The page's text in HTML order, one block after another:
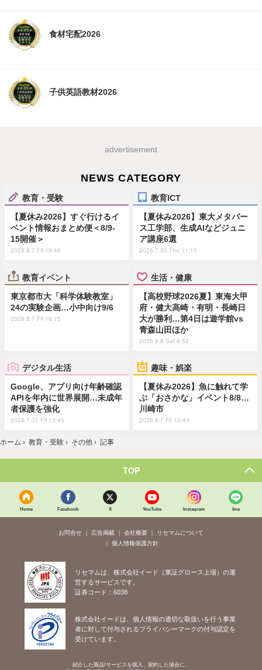
食材宅配2026
子供英語教材2026
advertisement
NEWS CATEGORY
教育・受験
【夏休み2026】すぐ行けるイ
ベント情報おまとめ便＜8/9-
15開催＞
2026.8.7 Fri 19:45
教育ICT
【夏休み2026】東大メタバー
ス工学部、生成AIなどジュニ
ア講座6選
2026.7.30 Thu 11:15
教育イベント
東京都市大「科学体験教室」
24の実験企画…小中向け9/6
2026.8.7 Fri 18:15
生活・健康
【高校野球2026夏】東海大甲
府・健大高崎・有明・長崎日
大が勝利…第4日は遊学館vs
青森山田ほか
2026.8.8 Sat 9:52
デジタル生活
Google、アプリ向け年齢確認
APIを年内に世界展開…未成年
者保護を強化
2026.7.31 Fri 13:45
趣味・娯楽
【夏休み2026】魚に触れて学
ぶ「おさかな」イベント8/8…
川崎市
2026.8.7 Fri 10:45
ホーム › 教育・受験 › その他 › 記事
TOP
Home Facebook X YouTube Instagram line
お問合せ 広告掲載 会社概要
リセマムについて
個人情報保護方針
リセマムは、株式会社イード（東証グロース上場）の運
営するサービスです。
証券コード：6038
株式会社イードは、個人情報の適切な取扱いを行う事業
者に対して付与されるプライバシーマークの付与認定を
受けています。
紹介した商品/サービスを購入、契約した場合に、